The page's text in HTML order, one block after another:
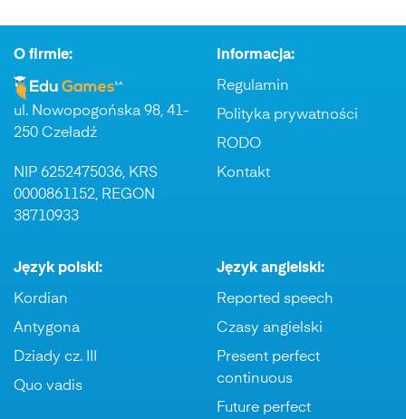
O firmie:
ul. Nowopogońska 98, 41-
250 Czeladź
NIP 6252475036, KRS
0000861152, REGON
38710933
Informacja:
Regulamin
Polityka prywatności
RODO
Kontakt
Język polski:
Kordian
Antygona
Dziady cz. III
Quo vadis
Język angielski:
Reported speech
Czasy angielski
Present perfect
continuous
Future perfect